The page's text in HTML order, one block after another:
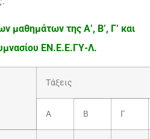
μαθημάτων της Α’, Β’, Γ’ και
ΕΝ.Ε.Ε.ΓΥ-Λ.
Τάξεις
Α Β Γ